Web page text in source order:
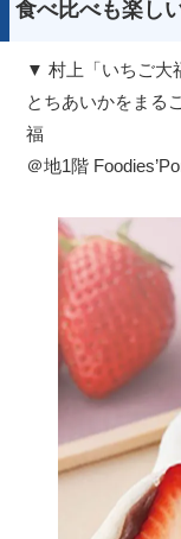
食べ比べも楽し
▼ 村上「いちご大
とちあいかをまる
福
＠地1階